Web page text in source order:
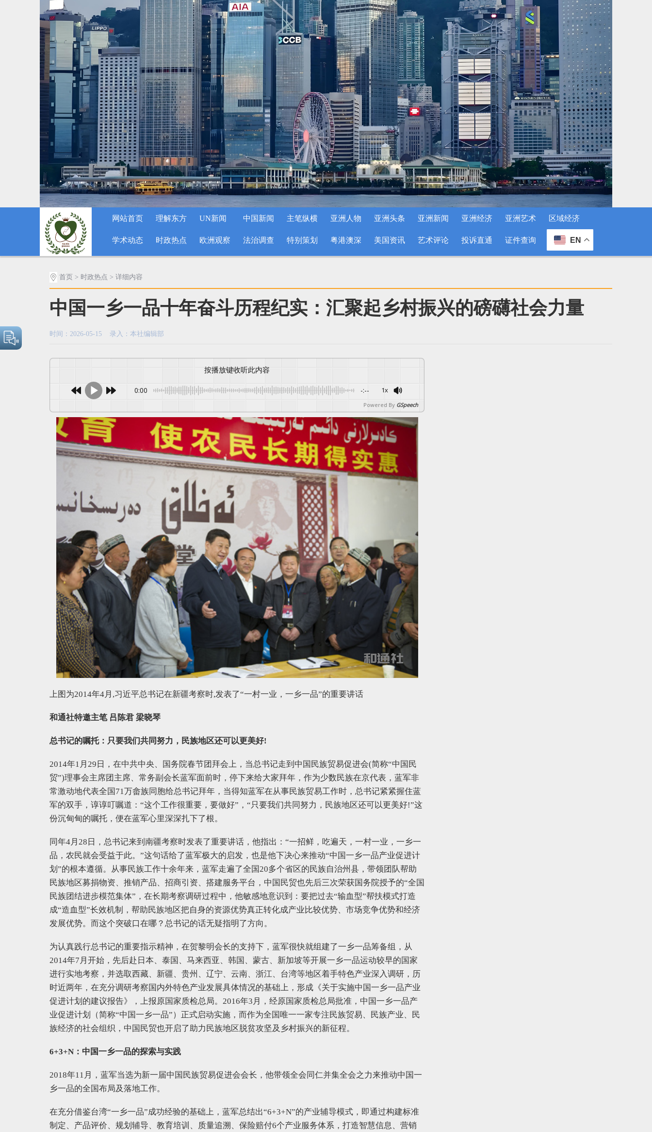
网站首页 理解东方 UN新闻 中国新闻 主笔纵横 亚洲人物 亚洲头条 亚洲新闻 亚洲经济 亚洲艺术 区域经济
学术动态 时政热点 欧洲观察 法治调查 特别策划 粤港澳深 美国资讯 艺术评论 投诉直通 证件查询 EN
首页 > 时政热点 > 详细内容
中国一乡一品十年奋斗历程纪实：汇聚起乡村振兴的磅礴社会力量
时间：2026-05-15 录入：本社编辑部
按播放键收听此内容
0:00 -:-- 1x
Powered By GSpeech
上图为2014年4月,习近平总书记在新疆考察时,发表了“一村一业，一乡一品”的重要讲话
和通社特邀主笔 吕陈君 梁晓琴
总书记的嘱托：只要我们共同努力，民族地区还可以更美好!
2014年1月29日，在中共中央、国务院春节团拜会上，当总书记走到中国民族贸易促进会(简称“中国民
贸”)理事会主席团主席、常务副会长蓝军面前时，停下来给大家拜年，作为少数民族在京代表，蓝军非
常激动地代表全国71万畲族同胞给总书记拜年，当得知蓝军在从事民族贸易工作时，总书记紧紧握住蓝
军的双手，谆谆叮嘱道：“这个工作很重要，要做好”，“只要我们共同努力，民族地区还可以更美好!”这
份沉甸甸的嘱托，便在蓝军心里深深扎下了根。
同年4月28日，总书记来到南疆考察时发表了重要讲话，他指出：“一招鲜，吃遍天，一村一业，一乡一
品，农民就会受益于此。”这句话给了蓝军极大的启发，也是他下决心来推动“中国一乡一品产业促进计
划”的根本遵循。从事民族工作十余年来，蓝军走遍了全国20多个省区的民族自治州县，带领团队帮助
民族地区募捐物资、推销产品、招商引资、搭建服务平台，中国民贸也先后三次荣获国务院授予的“全国
民族团结进步模范集体”，在长期考察调研过程中，他敏感地意识到：要把过去“输血型”帮扶模式打造
成“造血型”长效机制，帮助民族地区把自身的资源优势真正转化成产业比较优势、市场竞争优势和经济
发展优势。而这个突破口在哪？总书记的话无疑指明了方向。
为认真践行总书记的重要指示精神，在贺黎明会长的支持下，蓝军很快就组建了一乡一品筹备组，从
2014年7月开始，先后赴日本、泰国、马来西亚、韩国、蒙古、新加坡等开展一乡一品运动较早的国家
进行实地考察，并选取西藏、新疆、贵州、辽宁、云南、浙江、台湾等地区着手特色产业深入调研，历
时近两年，在充分调研考察国内外特色产业发展具体情况的基础上，形成《关于实施中国一乡一品产业
促进计划的建议报告》，上报原国家质检总局。2016年3月，经原国家质检总局批准，中国一乡一品产
业促进计划（简称“中国一乡一品”）正式启动实施，而作为全国唯一一家专注民族贸易、民族产业、民
族经济的社会组织，中国民贸也开启了助力民族地区脱贫攻坚及乡村振兴的新征程。
6+3+N：中国一乡一品的探索与实践
2018年11月，蓝军当选为新一届中国民族贸易促进会会长，他带领全会同仁并集全会之力来推动中国一
乡一品的全国布局及落地工作。
在充分借鉴台湾“一乡一品”成功经验的基础上，蓝军总结出“6+3+N”的产业辅导模式，即通过构建标准
制定、产品评价、规划辅导、教育培训、质量追溯、保险赔付6个产业服务体系，打造智慧信息、营销